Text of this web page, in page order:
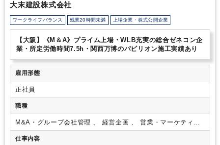
福利厚生の充実なども伴い定着率も高い（92.3％）ため長期的に
就業しやすい社風です。
大末建設株式会社
ワークライフバランス 残業20時間未満 上場企業・株式公開企業
【大阪】《M＆A》プライム上場・WLB充実の総合ゼネコン企
業・所定労働時間7.5h・関西万博のパビリオン施工実績あり
雇用形態
正社員
職種
M&A・グループ会社管理 、 経営企画 、 営業・マーケティン
グ・広報
仕事内容